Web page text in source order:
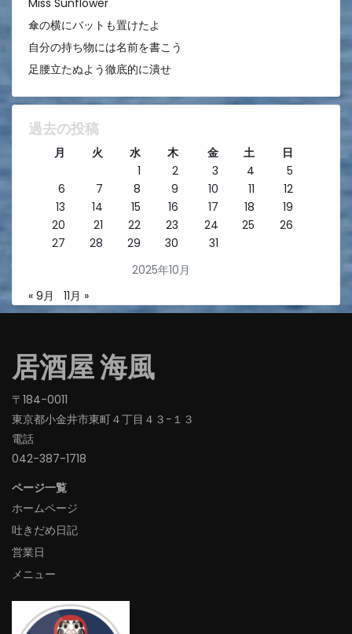
Miss Sunflower
傘の横にバットも置けたよ
自分の持ち物には名前を書こう
足腰立たぬよう徹底的に潰せ
過去の投稿
2025年10月
月 火 水 木 金 土
日
1
2 3 4
5
6
7 8 9 10 11
12
13
14 15 16 17 18
19
20
21 22 23 24 25
26
27
28 29 30 31
« 9月 11月 »
居酒屋 海風
〒184-0011
東京都小金井市東町４丁目４３−１３
電話
042-387-1718‬
ページ一覧
ホームページ
吐きだめ日記
営業日
メニュー